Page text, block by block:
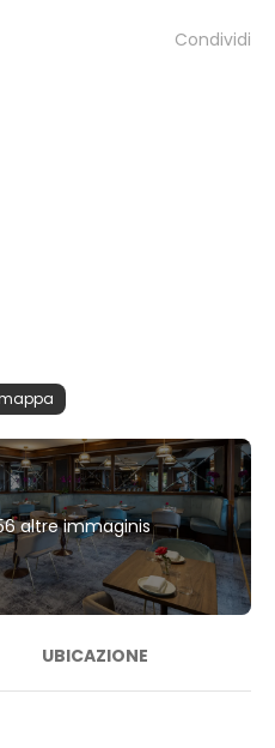
Condividi
altre immaginis
UBICAZIONE